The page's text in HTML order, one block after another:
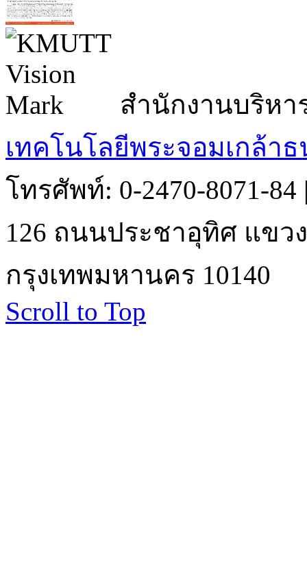
สำนักงานบริห
เทคโนโลยีพระจอมเกล้า
โทรศัพท์: 0-2470-8071-84
126 ถนนประชาอุทิศ แขว
กรุงเทพมหานคร 10140
Scroll to Top